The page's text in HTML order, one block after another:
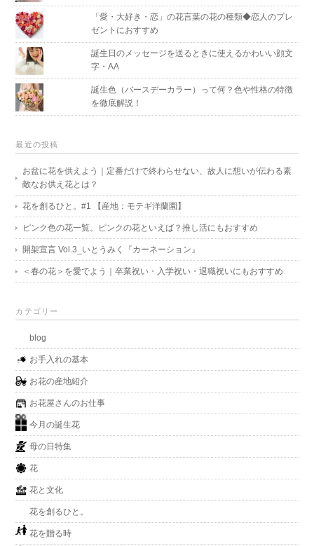
「愛・大好き・恋」の花言葉の花の種類◆恋人のプレ
ゼントにおすすめ
誕生日のメッセージを送るときに使えるかわいい顔文
字・AA
誕生色（バースデーカラー）って何？色や性格の特徴
を徹底解説！
最近の投稿
お盆に花を供えよう｜定番だけで終わらせない、故人に想いが伝わる素
敵なお供え花とは？
花を創るひと。#1 【産地：モテギ洋蘭園】
ピンク色の花一覧。ピンクの花といえば？推し活にもおすすめ
開架宣言 Vol.3_いとうみく『カーネーション』
＜春の花＞を愛でよう｜卒業祝い・入学祝い・退職祝いにもおすすめ
カテゴリー
blog
お手入れの基本
お花の産地紹介
お花屋さんのお仕事
今月の誕生花
母の日特集
花
花と文化
花を創るひと。
花を贈る時